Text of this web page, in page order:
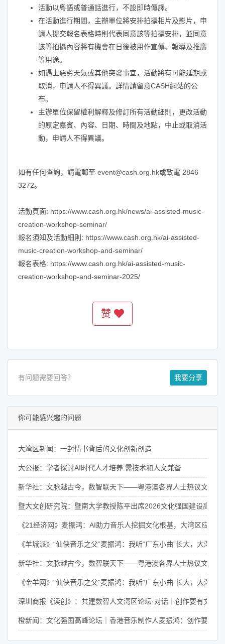
活動以粵語或普通話進行，不設即時傳譯。
在活動進行期間，主辦單位將安排拍攝相片及影片，申
請人提交報名表格時則代表同意該等拍攝安排，並同意
該等拍攝內容將有機會在日後被用作宣傳、報導及推廣
等用途。
如遇上惡劣天氣或其他突發事宜，活動將有可能延期或
取消，申請人不得異議。詳情請留意CASH網站的公
布。
主辦單位保留權利解釋及修訂所有活動細則，更改活動
的原定嘉賓、內容、日期、時間及地點，中止或取消活
動，申請人不得異議。
如有任何查詢，請電郵至 event@cash.org.hk或致電 2846
3272。
活動頁面: https://www.cash.org.hk/news/ai-assisted-music-
creation-workshop-seminar/
報名須知及活動細則: https://www.cash.org.hk/ai-assisted-
music-creation-workshop-and-seminar/
報名表格: https://www.cash.org.hk/ai-assisted-music-
creation-workshop-and-seminar-2025/
赞
有问题需要回答？ 我要分享
你可能感兴趣的问题
大湾区新闻：一封情书背后的文化创新创造
大公报：学者探讨AI时代人才培养 需技术和人文兼备
新华社：文脉越古今，数智联天下——粤港澳各界人士热议文化传
暨大文创研究院：暨南大学教授陈平出席2026文化强国建设高峰
《21经济网》麦振鸿：AI助力音乐人挖掘文化根基，大湾区应联
《羊城派》“仙侠音乐之父”麦振鸿：我听“广东小曲”长大，大湾
新华社：文脉越古今，数智联天下——粤港澳各界人士热议文化传
《金羊网》“仙侠音乐之父”麦振鸿：我听“广东小曲”长大，大湾
深圳商报《读创》：共建数智人文湾区论坛·对话｜创作要有文化
橙新闻：文化强国高峰论坛｜香港音乐制作人麦振鸿：创作要有「